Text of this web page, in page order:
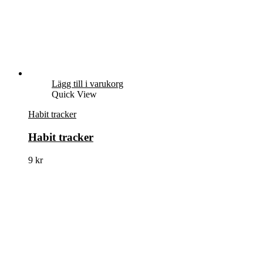
Lägg till i varukorg
Quick View
Habit tracker
Habit tracker
9 kr